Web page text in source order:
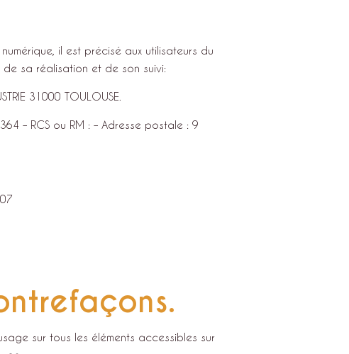
il est précisé aux utilisateurs du
sa réalisation et de son suivi:
31000 TOULOUSE
– RCS ou RM : – Adresse postale :9
sur tous les éléments accessibles sur